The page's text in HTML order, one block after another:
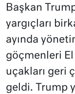
Başkan
yargıçları
ayında
göçmenleri El
uçakları geri
geldi. Trump